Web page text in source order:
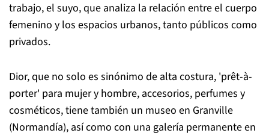
trabajo, el suyo, que analiza la relación entre el cuerpo
femenino y los espacios urbanos, tanto públicos como
privados.
Dior, que no solo es sinónimo de alta costura, 'prêt-à-
porter' para mujer y hombre, accesorios, perfumes y
cosméticos, tiene también un museo en Granville
(Normandía), así como con una galería permanente en